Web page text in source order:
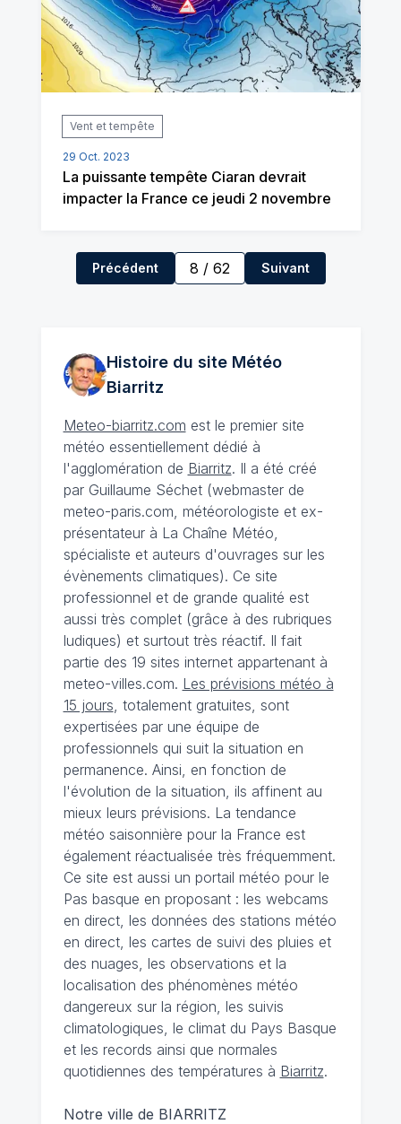
Vent et tempête
29 Oct. 2023
La puissante tempête Ciaran devrait
impacter la France ce jeudi 2 novembre
Précédent 8 / 62 Suivant
Histoire du site Météo
Biarritz
Meteo-biarritz.com est le premier site
météo essentiellement dédié à
l'agglomération de Biarritz. Il a été créé
par Guillaume Séchet (webmaster de
meteo-paris.com, météorologiste et ex-
présentateur à La Chaîne Météo,
spécialiste et auteurs d'ouvrages sur les
évènements climatiques). Ce site
professionnel et de grande qualité est
aussi très complet (grâce à des rubriques
ludiques) et surtout très réactif. Il fait
partie des 19 sites internet appartenant à
meteo-villes.com. Les prévisions météo à
15 jours, totalement gratuites, sont
expertisées par une équipe de
professionnels qui suit la situation en
permanence. Ainsi, en fonction de
l'évolution de la situation, ils affinent au
mieux leurs prévisions. La tendance
météo saisonnière pour la France est
également réactualisée très fréquemment.
Ce site est aussi un portail météo pour le
Pas basque en proposant : les webcams
en direct, les données des stations météo
en direct, les cartes de suivi des pluies et
des nuages, les observations et la
localisation des phénomènes météo
dangereux sur la région, les suivis
climatologiques, le climat du Pays Basque
et les records ainsi que normales
quotidiennes des températures à Biarritz.
Notre ville de BIARRITZ